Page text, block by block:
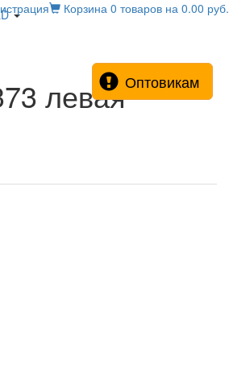
Корзина 0 товаров на 0.00 руб.
Оптовикам
левая